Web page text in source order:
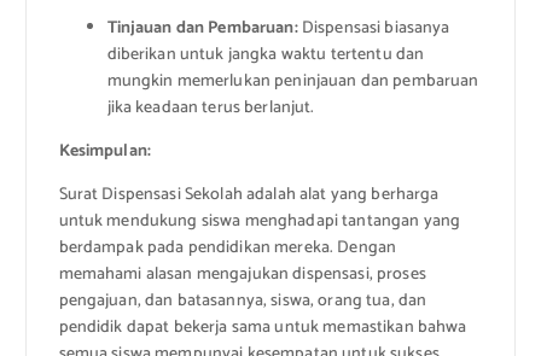
Tinjauan dan Pembaruan:Dispensasi biasanya
diberikan untuk jangka waktu tertentu dan
mungkin memerlukan peninjauan dan pembaruan
jika keadaan terus berlanjut.
Kesimpulan:
Surat Dispensasi Sekolah adalah alat yang berharga
untuk mendukung siswa menghadapi tantangan yang
berdampak pada pendidikan mereka. Dengan
memahami alasan mengajukan dispensasi, proses
pengajuan, dan batasannya, siswa, orang tua, dan
pendidik dapat bekerja sama untuk memastikan bahwa